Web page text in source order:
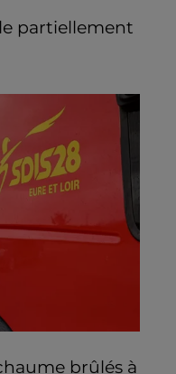
partiellement
brûlés à